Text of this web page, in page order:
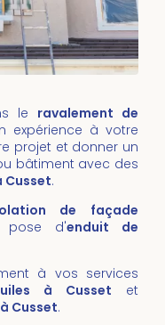
le ravalement de
expérience à votre
projet et donner un
bâtiment avec des
Cusset.
de façade
d'enduit de
à vos services
à Cusset et
à Cusset.